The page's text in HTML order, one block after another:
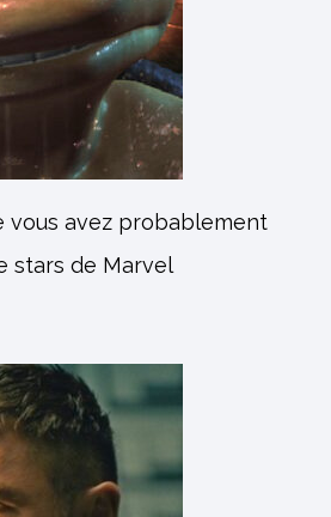
vous avez probablement
stars de Marvel